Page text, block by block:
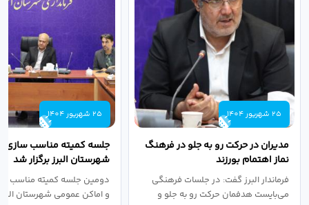
25 شهریور 1404
مدیران در حرکت رو به جلو در فرهنگ
نماز اهتمام بورزند
فرماندار البرز گفت: در جلسات فرهنگی
می‌بایست هدفمان حرکت رو به جلو و
25 شهریور 1404
جلسه کمیته مناسب سازی
شهرستان البرز برگزار شد
دومین جلسه کمیته مناسب
و اماکن عمومی شهرستان